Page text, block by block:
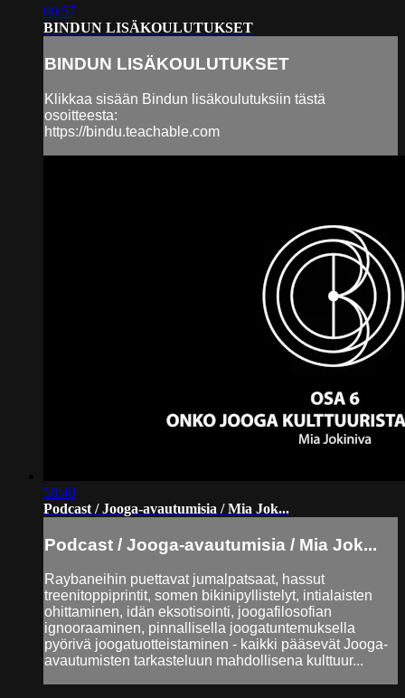
00:57
BINDUN LISÄKOULUTUKSET
BINDUN LISÄKOULUTUKSET
Klikkaa sisään Bindun lisäkoulutuksiin tästä
osoitteesta:
https://bindu.teachable.com
58:40
Podcast / Jooga-avautumisia / Mia Jok...
Podcast / Jooga-avautumisia / Mia Jok...
Raybaneihin puettavat jumalpatsaat, hassut
treenitoppiprintit, somen bikinipyllistelyt, intialaisten
ohittaminen, idän eksotisointi, joogafilosofian
ignooraaminen, pinnallisella joogatuntemuksella
pyörivä joogatuotteistaminen - kaikki pääsevät Jooga-
avautumisten tarkasteluun mahdollisena kulttuur...